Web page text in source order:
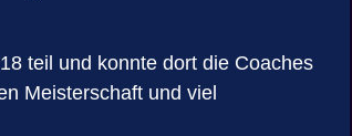
teil und konnte dort die Coaches
Meisterschaft und viel